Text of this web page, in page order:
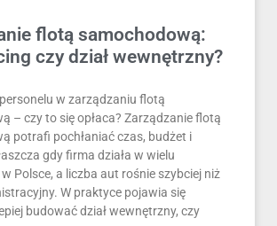
flotą samochodową:
czy dział wewnętrzny?
w zarządzaniu flotą
– czy to się opłaca? Zarządzanie flotą
potrafi pochłaniać czas, budżet i
gdy firma działa w wielu
Polsce, a liczba aut rośnie szybciej niż
W praktyce pojawia się
budować dział wewnętrzny, czy